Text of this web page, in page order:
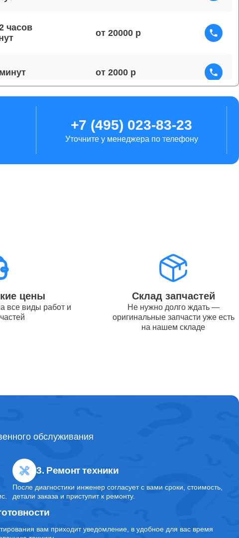
часов
от 20000
от 2000
1 часа
от 7200
+7 (495) 023-83-23
Уточните у менеджера по телефону
цены
все виды работ и
Склад запчастей
Не нужно долго ждать —
оригинальные запчасти уже есть
на нашем складе
обслуживания
3. Ремонт техники
После диагностики инженер согласует с вами сроки, стоимость,
детали заказа и приступит к ремонту.
вам приходит уведомление, в удобное для вас время